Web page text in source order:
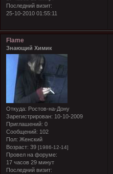
Последний визит:
25-10-2010 01:55:11
Flame
Знающий Химик
Откуда: Ростов-на-Дону
Зарегистрирован: 10-10-2009
Приглашений: 0
Сообщений: 102
Пол: Женский
Возраст: 39 [1986-12-14]
Провел на форуме:
17 часов 29 минут
Последний визит: